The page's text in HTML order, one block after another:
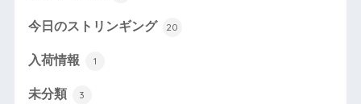
今日のストリンギング 20
入荷情報 1
未分類 3